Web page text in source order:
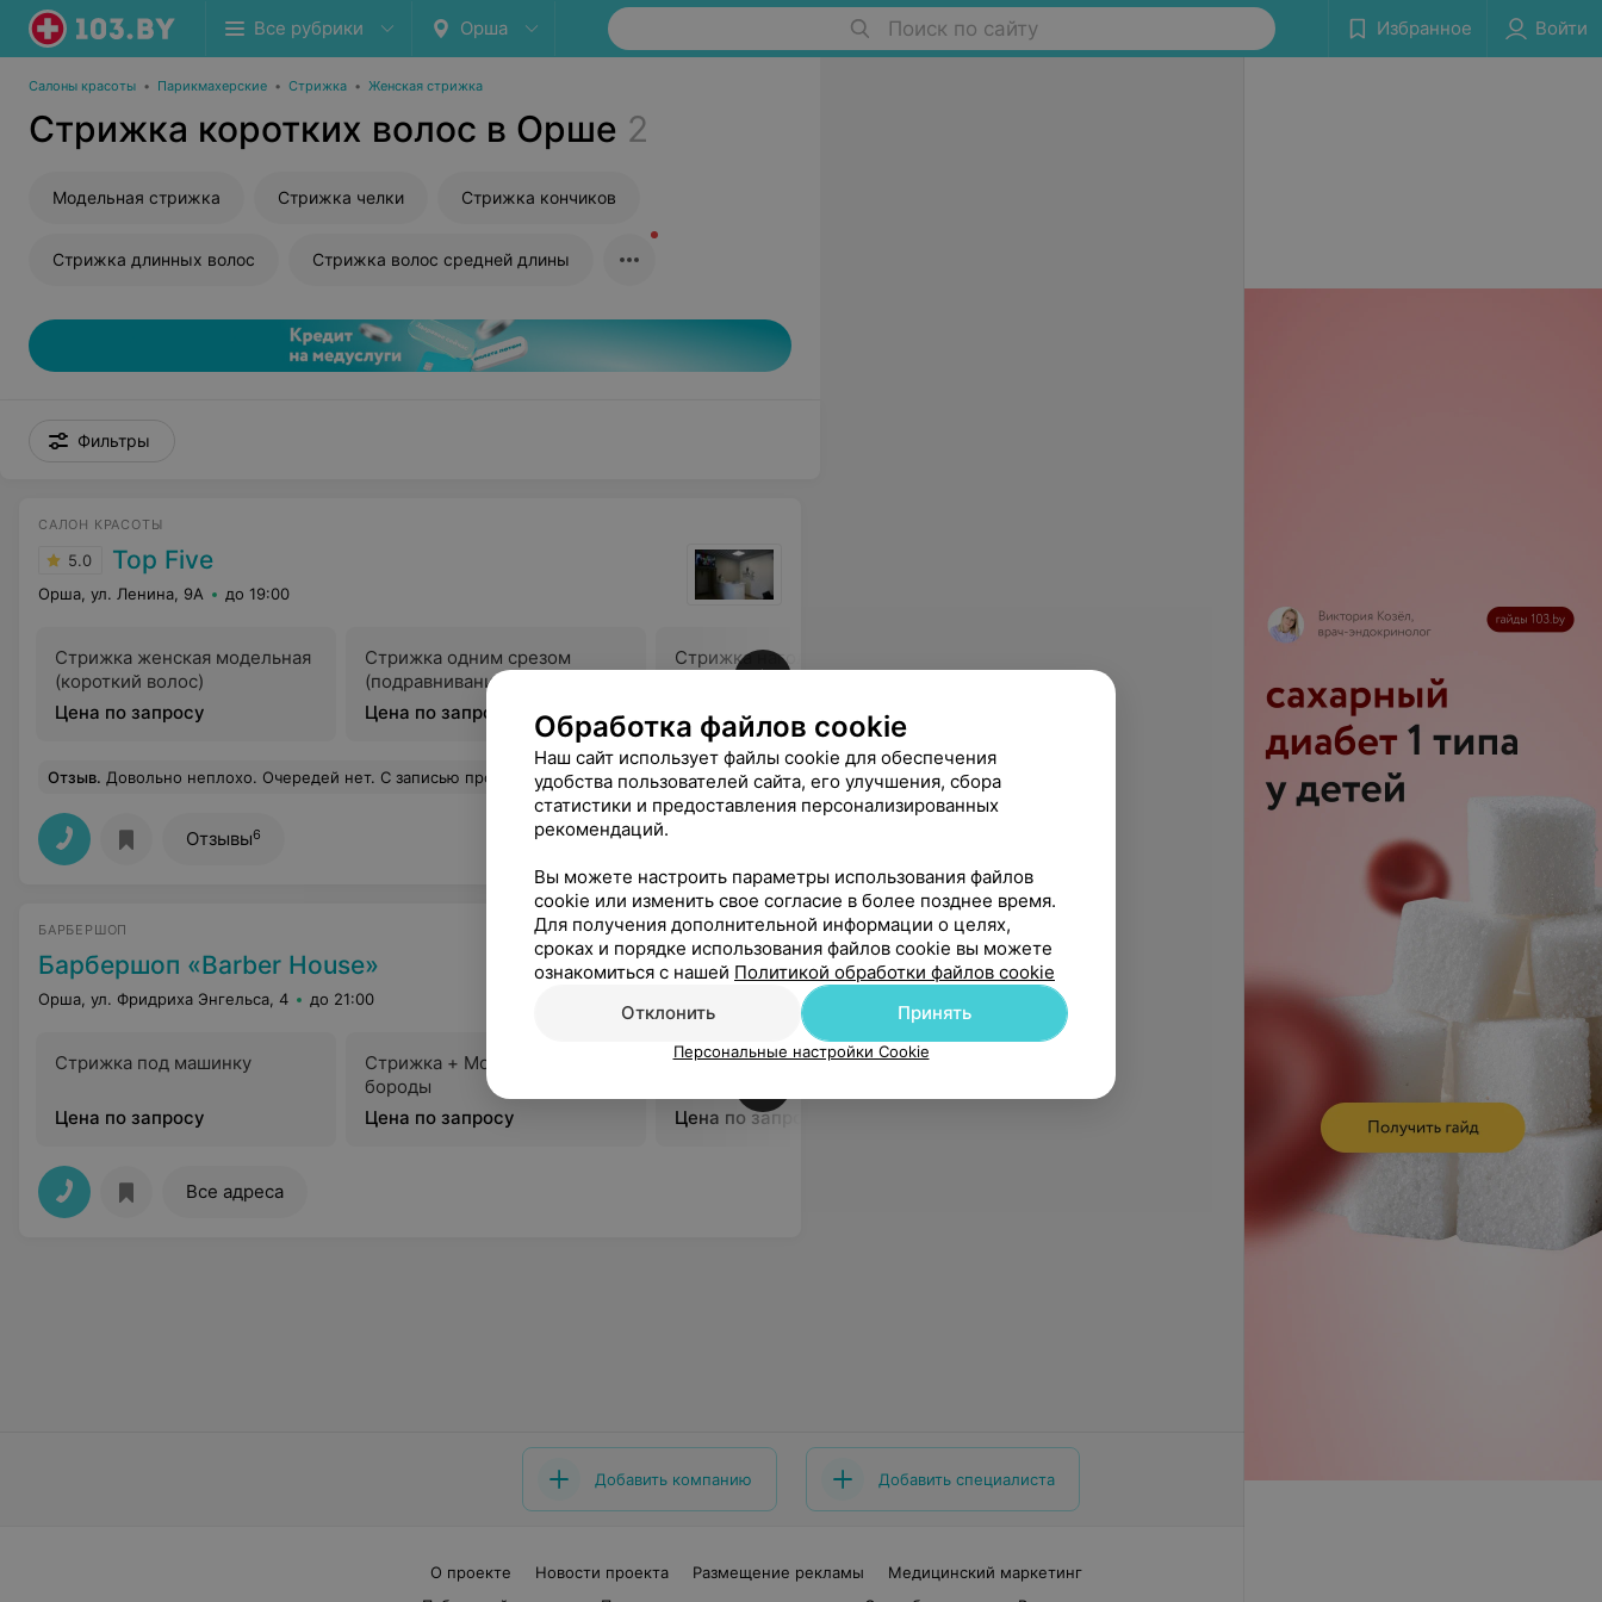
Все рубрики Орша Поиск по сайту Избранное Войти
Салоны красоты • Парикмахерские • Стрижка • Женская стрижка
Стрижка коротких волос в Орше 2
Модельная стрижка Стрижка челки Стрижка кончиков
Стрижка длинных волос Стрижка волос средней длины
Фильтры
САЛОН КРАСОТЫ
5.0 Top Five
Орша, ул. Ленина, 9А до 19:00
Стрижка женская модельная
(короткий волос)
Цена по запросу
Стрижка одним срезом
(подравнивание)
Цена по запросу
Стрижка наголо
Цена по запросу Цена по запросу
Отзыв. Довольно неплохо. Очередей нет. С записью проблем нет. Персонал приятный. Еще
Отзывы6
БАРБЕРШОП
Барбершоп «Barber House»
Орша, ул. Фридриха Энгельса, 4 до 21:00
Стрижка под машинку
Цена по запросу
Стрижка + Моделирование
бороды
Цена по запросу
Отец + сын
Цена по запросу
Все цены
Все адреса
Добавить компанию Добавить специалиста
О проекте Новости проекта Размещение рекламы
Медицинский маркетинг
Обработка файлов cookie
Наш сайт использует файлы cookie для обеспечения
удобства пользователей сайта, его улучшения, сбора
статистики и предоставления персонализированных
рекомендаций.
Вы можете настроить параметры использования файлов
cookie или изменить свое согласие в более позднее время.
Для получения дополнительной информации о целях,
сроках и порядке использования файлов cookie вы можете
ознакомиться с нашей Политикой обработки файлов cookie
Отклонить
Принять
Персональные настройки Cookie